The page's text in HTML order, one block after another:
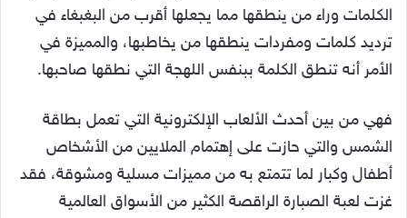
الكلمات وراء من ينطقها مما يجعلها أقرب من البغبغاء في
ترديد كلمات ومفردات ينطقها من يخاطبها، والمميزة في
الأمر أنه تنطق الكلمة ببنفس اللهجة التي نطقها صاحبها.
فهي من بين أحدث الألعاب الإلكترونية التي تعمل بطاقة
الشمس والتي حازت على إهتمام الملايين من الأشخاص
أطفال وكبار لما تتمتع به من مميزات مسلية ومشوقة، فقد
غزت لعبة الصبارة الراقصة الكثير من الأسواق العالمية